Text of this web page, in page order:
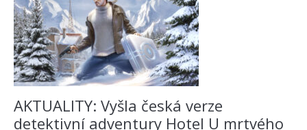
AKTUALITY: Vyšla česká verze
detektivní adventury Hotel U mrtvého